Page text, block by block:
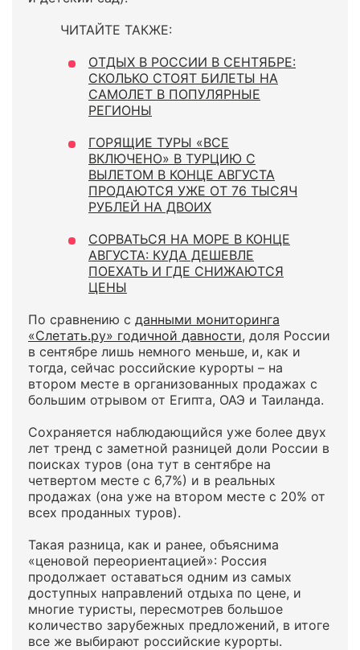
ЧИТАЙТЕ ТАКЖЕ:
ОТДЫХ В РОССИИ В СЕНТЯБРЕ:
СКОЛЬКО СТОЯТ БИЛЕТЫ НА
САМОЛЕТ В ПОПУЛЯРНЫЕ
РЕГИОНЫ
ГОРЯЩИЕ ТУРЫ «ВСЕ
ВКЛЮЧЕНО» В ТУРЦИЮ С
ВЫЛЕТОМ В КОНЦЕ АВГУСТА
ПРОДАЮТСЯ УЖЕ ОТ 76 ТЫСЯЧ
РУБЛЕЙ НА ДВОИХ
СОРВАТЬСЯ НА МОРЕ В КОНЦЕ
АВГУСТА: КУДА ДЕШЕВЛЕ
ПОЕХАТЬ И ГДЕ СНИЖАЮТСЯ
ЦЕНЫ
По сравнению с данными мониторинга
«Слетать.ру» годичной давности, доля России
в сентябре лишь немного меньше, и, как и
тогда, сейчас российские курорты – на
втором месте в организованных продажах с
большим отрывом от Египта, ОАЭ и Таиланда.
Сохраняется наблюдающийся уже более двух
лет тренд с заметной разницей доли России в
поисках туров (она тут в сентябре на
четвертом месте с 6,7%) и в реальных
продажах (она уже на втором месте с 20% от
всех проданных туров).
Такая разница, как и ранее, объяснима
«ценовой переориентацией»: Россия
продолжает оставаться одним из самых
доступных направлений отдыха по цене, и
многие туристы, пересмотрев большое
количество зарубежных предложений, в итоге
все же выбирают российские курорты.